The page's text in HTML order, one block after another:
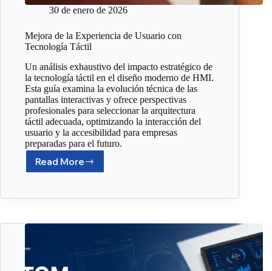
30 de enero de 2026
Mejora de la Experiencia de Usuario con
Tecnología Táctil
Un análisis exhaustivo del impacto estratégico de
la tecnología táctil en el diseño moderno de HMI.
Esta guía examina la evolución técnica de las
pantallas interactivas y ofrece perspectivas
profesionales para seleccionar la arquitectura
táctil adecuada, optimizando la interacción del
usuario y la accesibilidad para empresas
preparadas para el futuro.
Read More